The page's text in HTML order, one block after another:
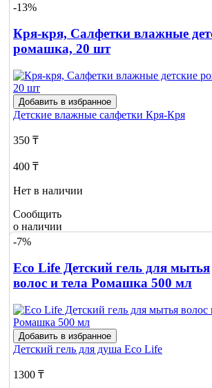
-13%
Кря-кря, Салфетки влажные
ромашка, 20 шт
Добавить в избранное
Детские влажные салфетки Кря-Кря
350 ₸
400 ₸
Нет в наличии
Сообщить
о наличии
-7%
Eco Life Детский гель для мытья
волос и тела Ромашка 500 мл
Добавить в избранное
Детский гель для душа Eco Life
1300 ₸